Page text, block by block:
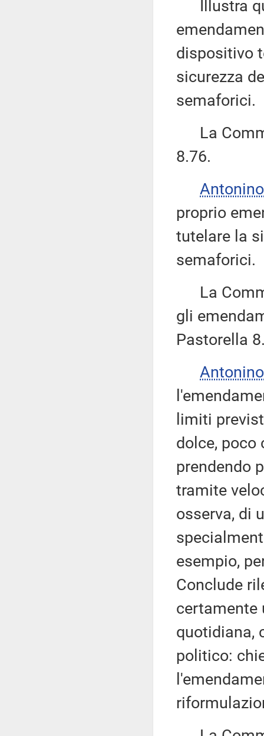
Illustra
dispositivo
sicurezza
semaforici.
La
8.76.
proprio
tutelare la
semaforici.
La
gli
Pastorella
limiti
dolce, poco
prendendo
tramite
osserva, di
esempio,
Conclude
certamente
quotidiana,
politico: